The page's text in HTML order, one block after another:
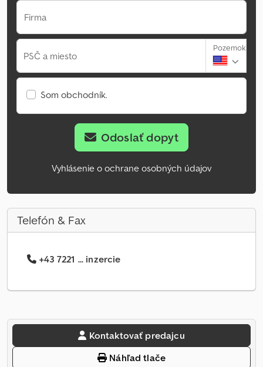
Firma
PSČ a miesto
Pozemok
Som obchodník.
Odoslať dopyt
Vyhlásenie o ochrane osobných údajov
Telefón & Fax
+43 7221 ... inzercie
Kontaktovať predajcu
Náhľad tlače